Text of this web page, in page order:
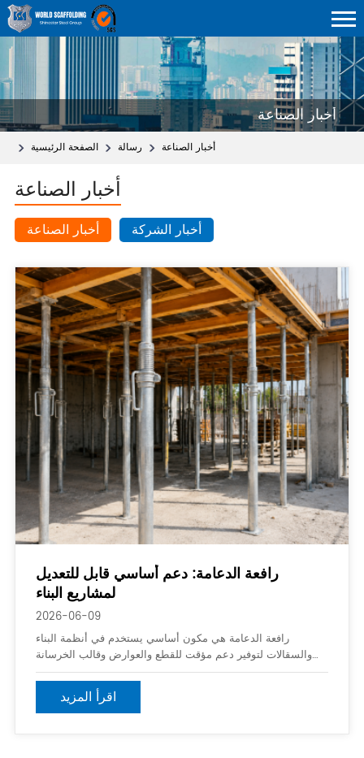
أخبار الصناعة
الصفحة الرئيسية رسالة أخبار الصناعة
أخبار الصناعة
أخبار الصناعة أخبار الشركة
رافعة الدعامة: دعم أساسي قابل للتعديل
لمشاريع البناء
2026-06-09
رافعة الدعامة هي مكون أساسي يستخدم في أنظمة البناء
والسقالات لتوفير دعم مؤقت للقطع والعوارض وقالب الخرسانة
والعناصر الهيكلية الأخرى أثناء مشاريع البناء. مصممة للقوة والقابلية
للتعديل ، الرافعات الدعامة تساعد على ضمان الاستقرار والسلامة
طوال عملية البناء.اقرأ المزيد